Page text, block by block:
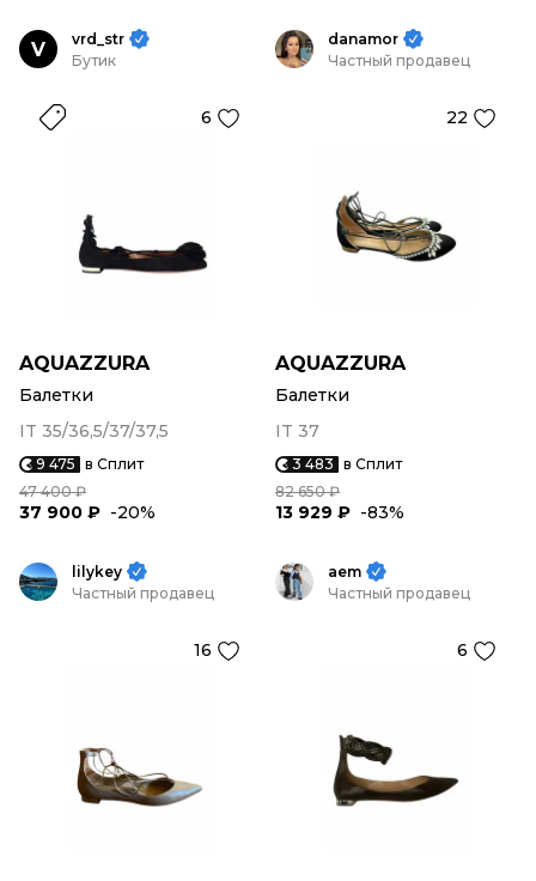
V
vrd_str
Бутик
6
AQUAZZURA
Балетки
IT 35/36,5/37/37,5
9 475 в Сплит
47 400 ₽
37 900 ₽ -20%
danamor
Частный продавец
22
AQUAZZURA
Балетки
IT 37
3 483 в Сплит
82 650 ₽
13 929 ₽ -83%
lilykey
Частный продавец
16
aem
Частный продавец
6